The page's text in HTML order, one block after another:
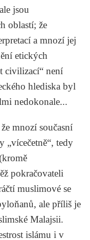
jsou
oblastí; že
a mnozí jej
etických
civilizací“ není
hlediska byl
nedokonale...
mnozí současní
„vícečetně“, tedy
pokračovateli
muslimové se
ale příliš je
Malajsii.
islámu i v